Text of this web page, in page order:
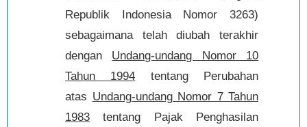
Republik Indonesia Nomor 3263)
sebagaimana telah diubah terakhir
dengan Undang-undang Nomor 10
Tahun 1994 tentang Perubahan
atas Undang-undang Nomor 7 Tahun
1983 tentang Pajak Penghasilan